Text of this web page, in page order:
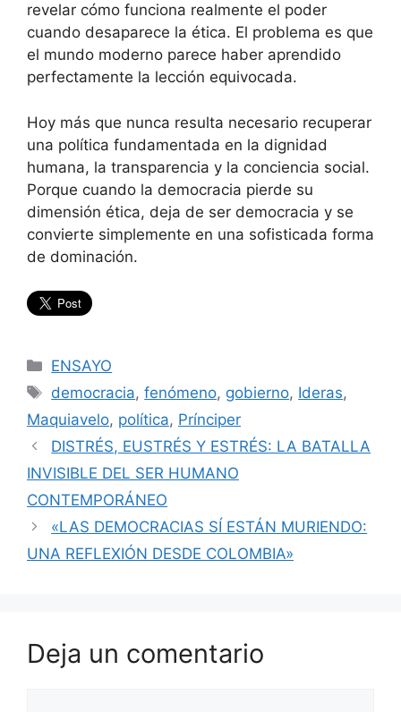
revelar cómo funciona realmente el poder
cuando desaparece la ética. El problema es que
el mundo moderno parece haber aprendido
perfectamente la lección equivocada.
Hoy más que nunca resulta necesario recuperar
una política fundamentada en la dignidad
humana, la transparencia y la conciencia social.
Porque cuando la democracia pierde su
dimensión ética, deja de ser democracia y se
convierte simplemente en una sofisticada forma
de dominación.
Categorías
ENSAYO
Etiquetas
democracia,fenómeno, gobierno, Ideras,
Maquiavelo, política, Prínciper
DISTRÉS, EUSTRÉS Y ESTRÉS: LA BATALLA
INVISIBLE DEL SER HUMANO
CONTEMPORÁNEO
«LAS DEMOCRACIAS SÍ ESTÁN MURIENDO:
UNA REFLEXIÓN DESDE COLOMBIA»
Deja un comentario